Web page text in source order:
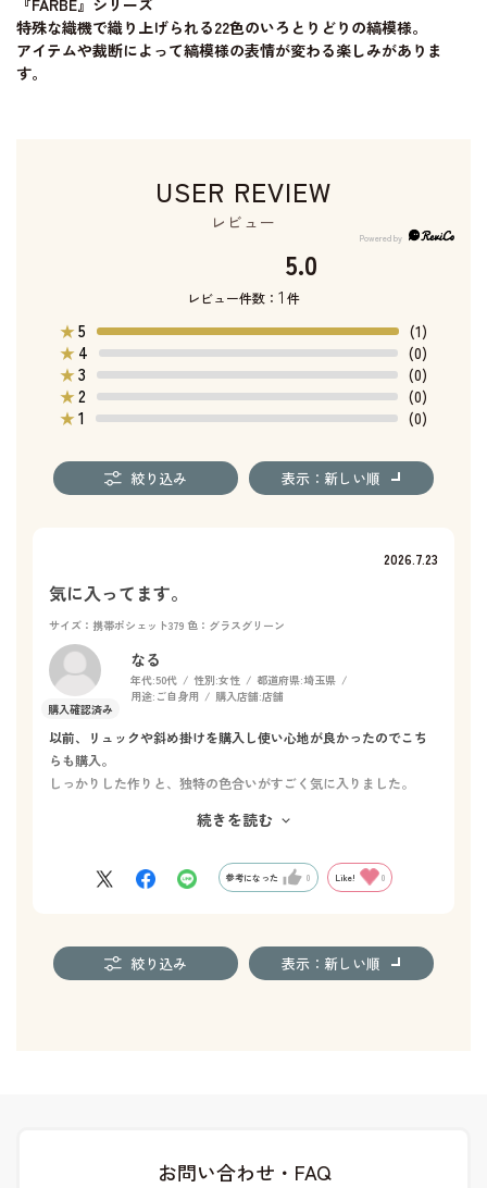
『FARBE』シリーズ
特殊な織機で織り上げられる22色のいろとりどりの縞模様。
アイテムや裁断によって縞模様の表情が変わる楽しみがありま
す。
USER REVIEW
レビュー
5.0
レビュー件数： 1 件
★5
(1)
★ 4
(0)
★3
(0)
★2
(0)
★1 (0)
絞り込み 表示：新しい順
2026.7.23
気に入ってます。
サイズ：携帯ポシェット379 色：グラスグリーン
なる
年代:50代 性別:女性 都道府県:埼玉県
用途: ご自身用 購入店舗:店舗
以前、リュックや斜め掛けを購入し使い心地が良かったのでこち
らも購入。
しっかりした作りと、独特の色合いがすごく気に入りました。
歩く度に移動するわけでもないので重宝してます。外側にポッケ
続きを読む
参考になった 0 Like! 0
絞り込み 表示：新しい順
お問い合わせ・FAQ